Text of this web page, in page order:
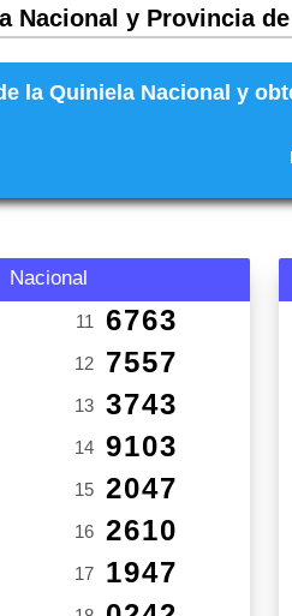
Nacional y Provincia
la Quiniela Nacional y
Nacional
11 6763
12 7557
13 3743
14 9103
15 2047
16 2610
17 1947